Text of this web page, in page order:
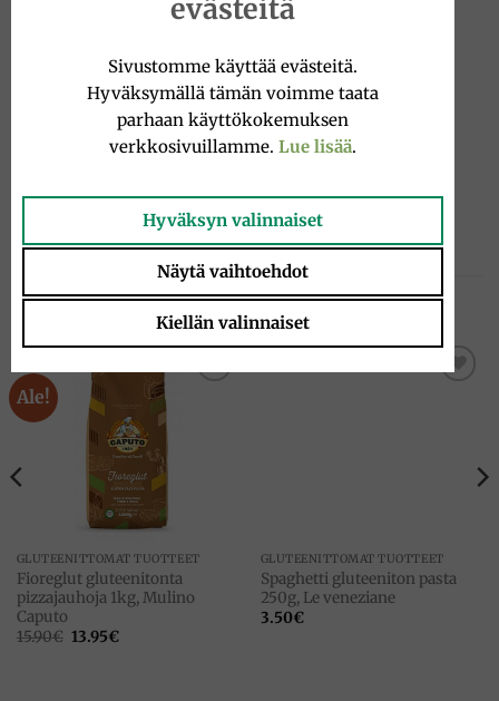
dragant, essenser av citrusfrukter och fruktjuicer,
Aciditet: vinsyra.
Naturlig färg: curcumin.
TUTUSTU MYÖS
Ale!
GLUTEENITTOMAT TUOTTEET
Fioreglut gluteenitonta
pizzajauhoja 1kg, Mulino
Caputo
15.90€ Alkuperäinen
13.95€Nykyinen
GLUTEENITTOMAT TUOTTEET
Spaghetti gluteeniton pasta
250g, Le veneziane
3.50€
evästeitä
Sivustomme käyttää evästeitä.
Hyväksymällä tämän voimme taata
parhaan käyttökokemuksen
verkkosivuillamme. Lue lisää.
Hyväksyn valinnaiset
Näytä vaihtoehdot
Kiellän valinnaiset